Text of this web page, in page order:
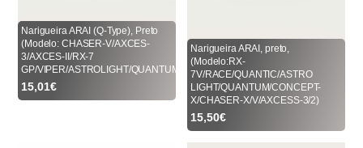
Narigueira ARAI (Q-Type), Preto
(Modelo: CHASER-V/AXCES-
3/AXCES-II/RX-7
GP/VIPER/ASTROLIGHT/QUANTUM)
15,01€
Narigueira ARAI, preto,
(Modelo:RX-
7V/RACE/QUANTIC/ASTRO
LIGHT/QUANTUM/CONCEPT-
X/CHASER-X/V/AXCESS-3/2)
15,50€